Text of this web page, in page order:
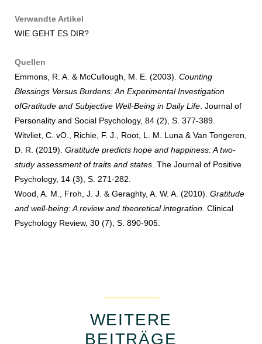
Verwandte Artikel
WIE GEHT ES DIR?
Quellen
Emmons, R. A. & McCullough, M. E. (2003). Counting
Blessings Versus Burdens: An Experimental Investigation
ofGratitude and Subjective Well-Being in Daily Life . Journal of
Personality and Social Psychology, 84 (2), S. 377-389.
Witvliet, C. vO., Richie, F. J., Root, L. M. Luna & Van Tongeren,
D. R. (2019). Gratitude predicts hope and happiness: A two-
study assessment of traits and states . The Journal of Positive
Psychology, 14 (3), S. 271-282.
Wood, A. M., Froh, J. J. & Geraghty, A. W. A. (2010). Gratitude
and well-being: A review and theoretical integration. Clinical
Psychology Review, 30 (7), S. 890-905.
WEITERE
BEITRÄGE